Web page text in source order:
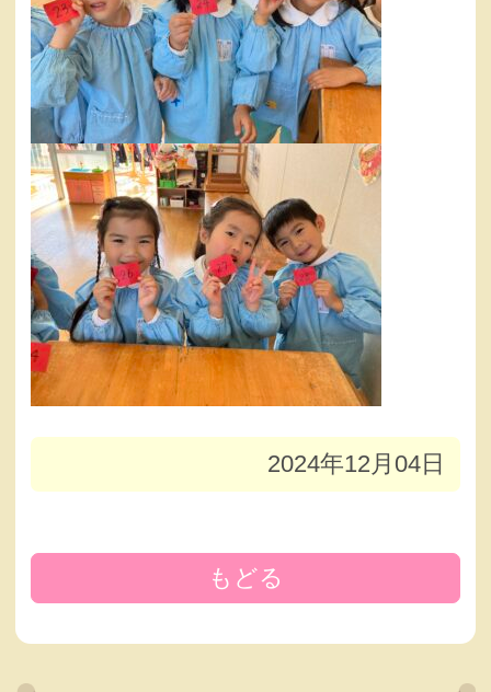
2024年12月04日
もどる